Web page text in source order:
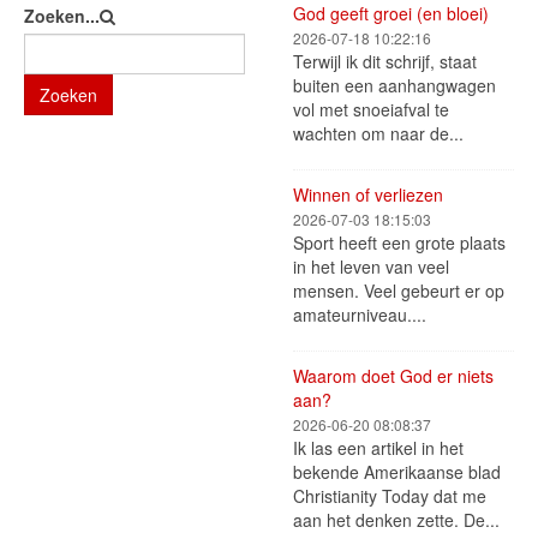
Zoeken...
Zoeken
God geeft groei (en bloei)
2026-07-18 10:22:16
Terwijl ik dit schrijf, staat
buiten een aanhangwagen
vol met snoeiafval te
wachten om naar de...
Winnen of verliezen
2026-07-03 18:15:03
Sport heeft een grote plaats
in het leven van veel
mensen. Veel gebeurt er op
amateurniveau....
Waarom doet God er niets
aan?
2026-06-20 08:08:37
Ik las een artikel in het
bekende Amerikaanse blad
Christianity Today dat me
aan het denken zette. De...